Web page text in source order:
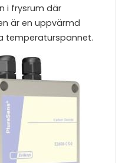
i frysrum där
är en uppvärmd
temperaturspannet.